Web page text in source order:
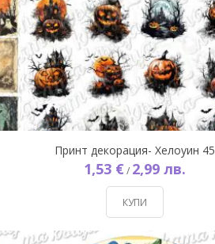
Принт декорация- Хелоуин 45
1,53 € / 2,99 лв.
КУПИ